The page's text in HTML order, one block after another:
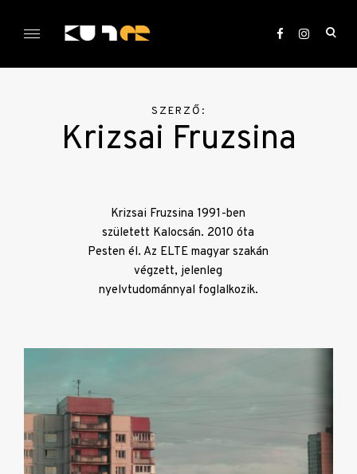
KULTer.hu
SZERZŐ:
Krizsai Fruzsina
Krizsai Fruzsina 1991-ben
született Kalocsán. 2010 óta
Pesten él. Az ELTE magyar szakán
végzett, jelenleg
nyelvtudománnyal foglalkozik.